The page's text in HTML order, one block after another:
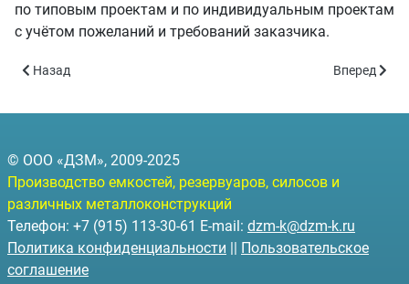
по типовым проектам и по индивидуальным проектам
с учётом пожеланий и требований заказчика.
Предыдущий: Водонапорная башня Рожновского БВ-160 -
Назад Следующий:
Вперед
© ООО «ДЗМ», 2009-2025
Производство емкостей, резервуаров, силосов и
различных металлоконструкций
Телефон: +7 (915) 113-30-61 E-mail: dzm-k@dzm-k.ru
Политика конфиденциальности || Пользовательское
соглашение